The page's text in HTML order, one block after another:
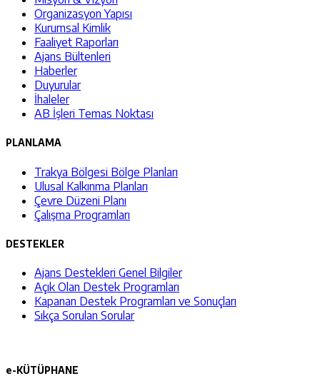
Organizasyon Yapısı
Kurumsal Kimlik
Faaliyet Raporları
Ajans Bültenleri
Haberler
Duyurular
İhaleler
AB İşleri Temas Noktası
PLANLAMA
Trakya Bölgesi Bölge Planları
Ulusal Kalkınma Planları
Çevre Düzeni Planı
Çalışma Programları
DESTEKLER
Ajans Destekleri Genel Bilgiler
Açık Olan Destek Programları
Kapanan Destek Programları ve Sonuçları
Sıkça Sorulan Sorular
e-KÜTÜPHANE